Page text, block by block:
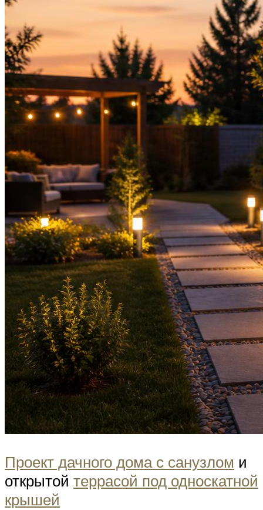
Проект дачного дома с санузлом и
открытой террасой под односкатной
крышей